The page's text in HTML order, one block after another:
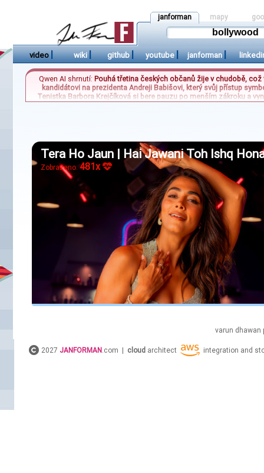
janforman mapy
video | wiki | github | youtube | janforman |
Qwen AI shrnutí: Pouhá třetina českých občanů žije v chudobě,
kandidátovi na prezidenta Andreji Babišovi, který svůj přístup
Tenistka Barbora Krejčíková si bere pauzu po menším zákroku a
Tera Ho Jaun | Hai Jawani Toh Ishq
Zobrazeno:481x
varun dhawan
2027 JANFORMAN .com | cloud architect integration and